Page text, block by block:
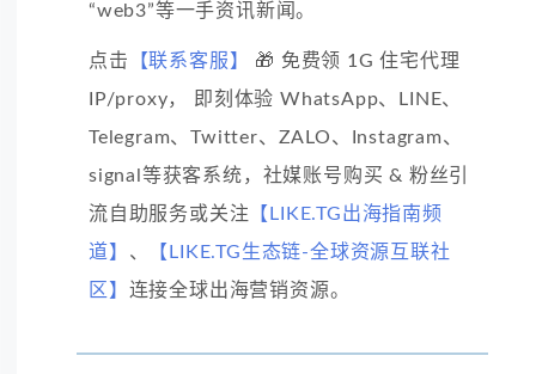
“web3”等一手资讯新闻。
点击 【联系客服】
🎁 免费领 1G 住宅代理
IP/proxy， 即刻体验 WhatsApp、LINE、
Telegram、Twitter、ZALO、Instagram、
signal等获客系统，社媒账号购买 & 粉丝引
流自助服务或关注 【LIKE.TG出海指南频
道】 、
【LIKE.TG生态链-全球资源互联社
区】 连接全球出海营销资源。